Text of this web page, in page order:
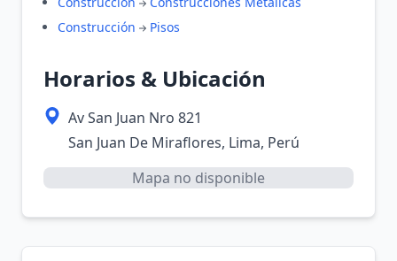
Construcción
Pisos
Horarios & Ubicación
Av San Juan Nro 821
San Juan De Miraflores, Lima, Perú
Mapa no disponible